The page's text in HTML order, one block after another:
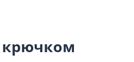
крючком